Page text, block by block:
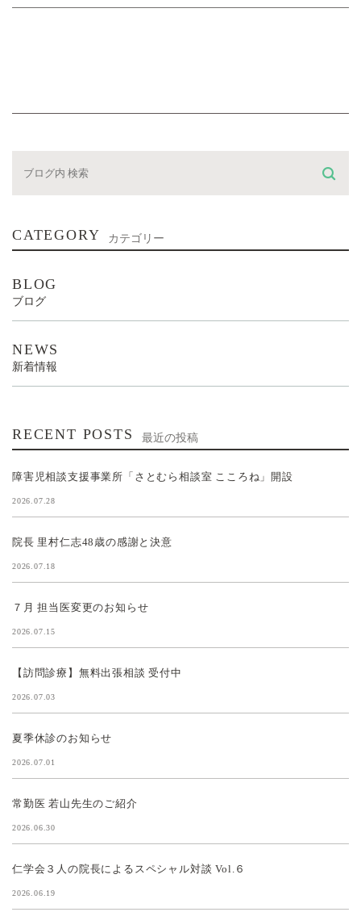
CATEGORY カテゴリー
BLOG
ブログ
NEWS
新着情報
RECENT POSTS 最近の投稿
障害児相談支援事業所「さとむら相談室 こころね」開設
2026.07.28
院長 里村仁志48歳の感謝と決意
2026.07.18
７月 担当医変更のお知らせ
2026.07.15
【訪問診療】無料出張相談 受付中
2026.07.03
夏季休診のお知らせ
2026.07.01
常勤医 若山先生のご紹介
2026.06.30
仁学会３人の院長によるスペシャル対談 Vol.６
2026.06.19